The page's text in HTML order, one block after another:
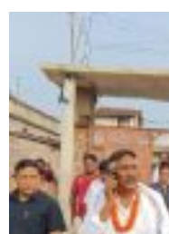
सिराहा-२ मा संजय यादव